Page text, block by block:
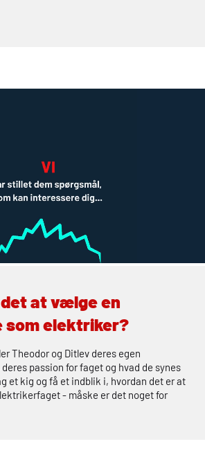
at vælge en
som elektriker?
Theodor og Ditlev deres egen
passion for faget og hvad de synes
et kig og få et indblik i, hvordan det er at
- måske er det noget for